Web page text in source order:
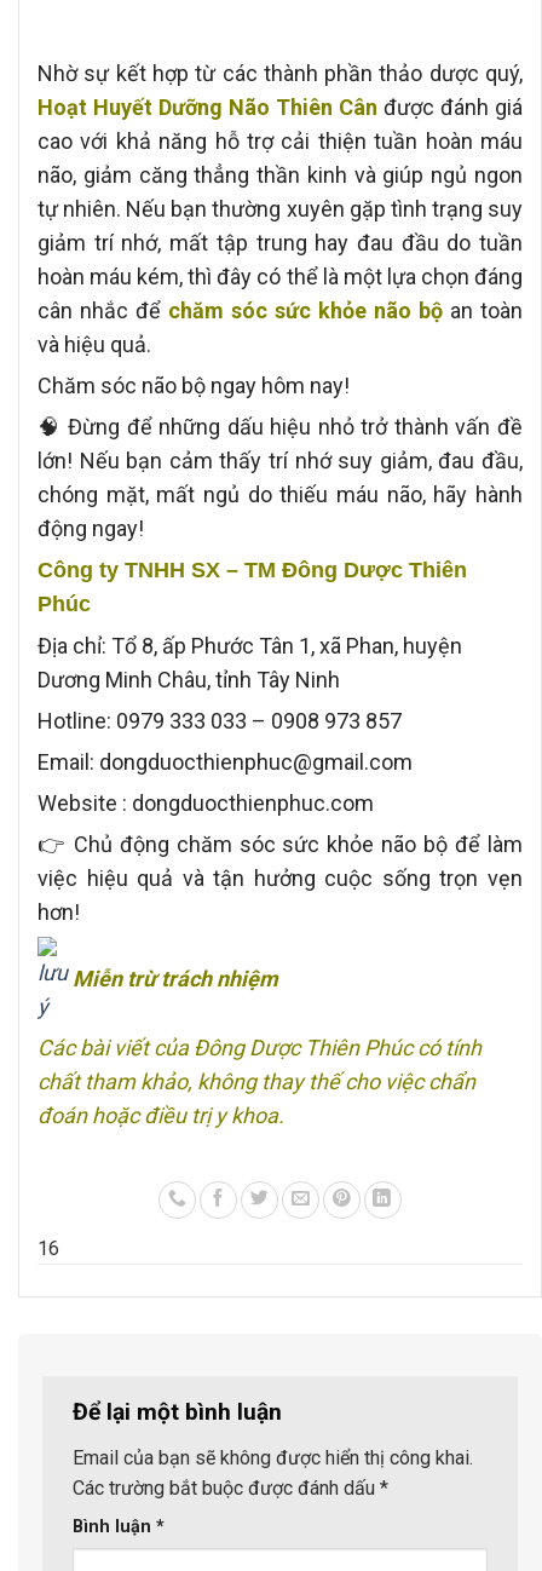
Nhờ sự kết hợp từ các thành phần thảo dược quý,
Hoạt Huyết Dưỡng Não Thiên Cân được đánh giá
cao với khả năng hỗ trợ cải thiện tuần hoàn máu
não, giảm căng thẳng thần kinh và giúp ngủ ngon
tự nhiên. Nếu bạn thường xuyên gặp tình trạng suy
giảm trí nhớ, mất tập trung hay đau đầu do tuần
hoàn máu kém, thì đây có thể là một lựa chọn đáng
cân nhắc để chăm sóc sức khỏe não bộ an toàn
và hiệu quả.
Chăm sóc não bộ ngay hôm nay!
🧠 Đừng để những dấu hiệu nhỏ trở thành vấn đề
lớn! Nếu bạn cảm thấy trí nhớ suy giảm, đau đầu,
chóng mặt, mất ngủ do thiếu máu não, hãy hành
động ngay!
Công ty TNHH SX – TM Đông Dược Thiên
Phúc
Địa chỉ: Tổ 8, ấp Phước Tân 1, xã Phan, huyện
Dương Minh Châu, tỉnh Tây Ninh
Hotline: 0979 333 033 – 0908 973 857
Email: dongduocthienphuc@gmail.com
Website : dongduocthienphuc.com
👉 Chủ động chăm sóc sức khỏe não bộ để làm
việc hiệu quả và tận hưởng cuộc sống trọn vẹn
hơn!
Miễn trừ trách nhiệm
Các bài viết của Đông Dược Thiên Phúc có tính
chất tham khảo, không thay thế cho việc chẩn
đoán hoặc điều trị y khoa.
16
Để lại một bình luận
Email của bạn sẽ không được hiển thị công khai.
Các trường bắt buộc được đánh dấu *
Bình luận *